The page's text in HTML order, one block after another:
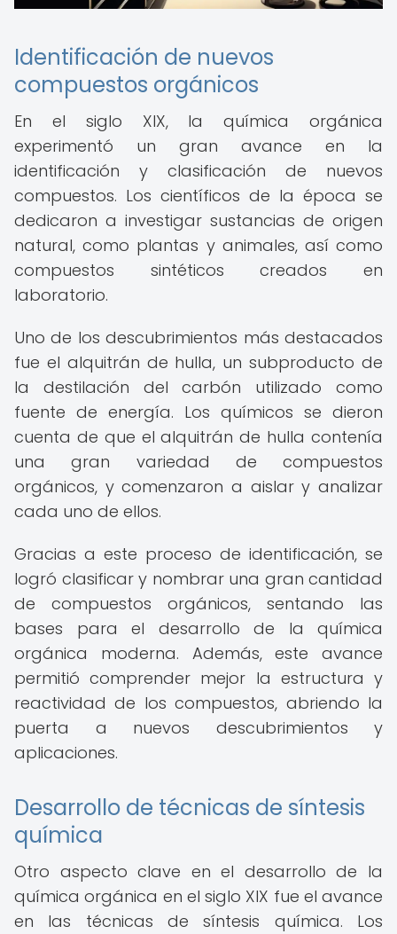
Identificación de nuevos
compuestos orgánicos
En el siglo XIX, la química orgánica
experimentó un gran avance en la
identificación y clasificación de nuevos
compuestos. Los científicos de la época se
dedicaron a investigar sustancias de origen
natural, como plantas y animales, así como
compuestos sintéticos creados en
laboratorio.
Uno de los descubrimientos más destacados
fue el alquitrán de hulla, un subproducto de
la destilación del carbón utilizado como
fuente de energía. Los químicos se dieron
cuenta de que el alquitrán de hulla contenía
una gran variedad de compuestos
orgánicos, y comenzaron a aislar y analizar
cada uno de ellos.
Gracias a este proceso de identificación, se
logró clasificar y nombrar una gran cantidad
de compuestos orgánicos, sentando las
bases para el desarrollo de la química
orgánica moderna. Además, este avance
permitió comprender mejor la estructura y
reactividad de los compuestos, abriendo la
puerta a nuevos descubrimientos y
aplicaciones.
Desarrollo de técnicas de síntesis
química
Otro aspecto clave en el desarrollo de la
química orgánica en el siglo XIX fue el avance
en las técnicas de síntesis química. Los